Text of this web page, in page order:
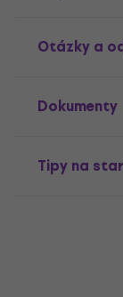
Otázky a
Dokumenty
Tipy na